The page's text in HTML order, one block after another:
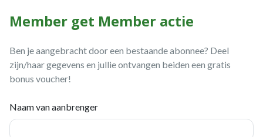
Member get Member actie
Ben je aangebracht door een bestaande abonnee? Deel
zijn/haar gegevens en jullie ontvangen beiden een gratis
bonus voucher!
Naam van aanbrenger